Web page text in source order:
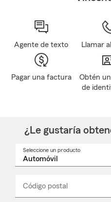
Agente de texto Llamar
Pagar una factura
Obtén
de
¿Le gustaría
Seleccione un producto
desplegable
Código postal
_____